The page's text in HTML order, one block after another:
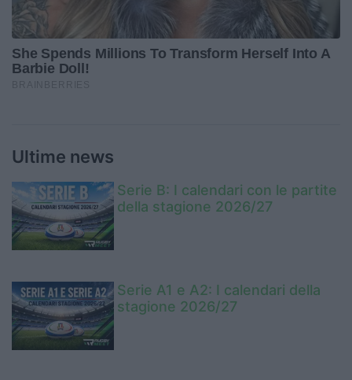
Ultime news
Serie B: I calendari con le partite
della stagione 2026/27
Serie A1 e A2: I calendari della
stagione 2026/27